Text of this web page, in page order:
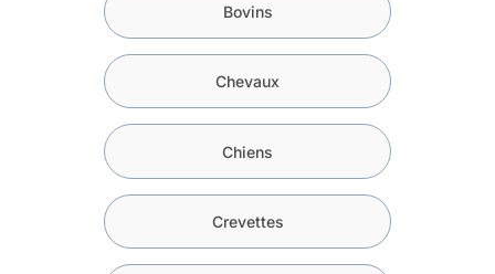
Bovins
Chevaux
Chiens
Crevettes